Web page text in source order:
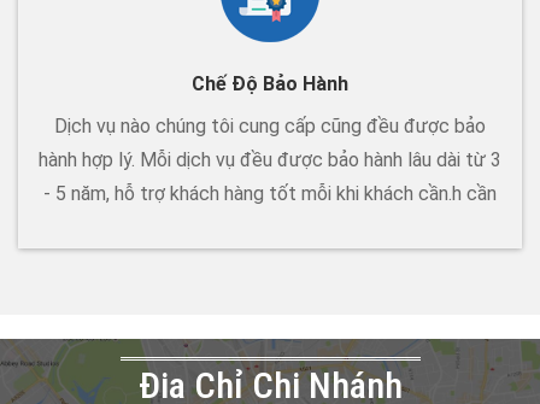
Chế Độ Bảo Hành
Dịch vụ nào chúng tôi cung cấp cũng đều được bảo
hành hợp lý. Mỗi dịch vụ đều được bảo hành lâu dài từ 3
- 5 năm, hỗ trợ khách hàng tốt mỗi khi khách cần.h cần
Đia Chỉ Chi Nhánh